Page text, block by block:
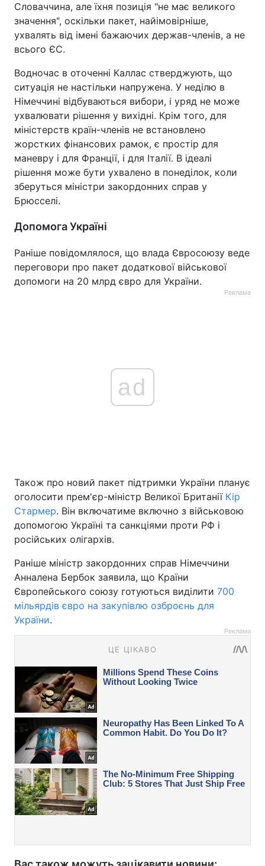
Словаччина, але їхня позиція "не має великого
значення", оскільки пакет, найімовірніше,
ухвалять від імені бажаючих держав-членів, а не
всього ЄС.
Водночас в оточенні Каллас стверджують, що
ситуація не настільки напружена. У неділю в
Німеччині відбуваються вибори, і уряд не може
ухвалювати рішення у вихідні. Крім того, для
міністерств країн-членів не встановлено
жорстких фінансових рамок, є простір для
маневру і для Франції, і для Італії. В ідеалі
рішення може бути ухвалено в понеділок, коли
зберуться міністри закордонних справ у
Брюсселі.
Допомога Україні
Раніше повідомлялося, що влада Євросоюзу веде
переговори про пакет додаткової військової
допомоги на 20 млрд євро для України.
Реклама
ad
Також про новий пакет підтримки України планує
оголосити прем'єр-міністр Великої Британії Кір
Стармер. Він включатиме включно з військовою
допомогою Україні та санкціями проти РФ і
російських олігархів.
Раніше міністр закордонних справ Німеччини
Анналена Бербок заявила, що Країни
Європейського союзу готуються виділити 700
мільярдів євро на закупівлю озброєнь для
України.
Реклама